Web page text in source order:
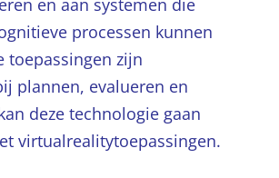
en aan systemen die
processen kunnen
toepassingen zijn
plannen, evalueren en
deze technologie gaan
virtualrealitytoepassingen.